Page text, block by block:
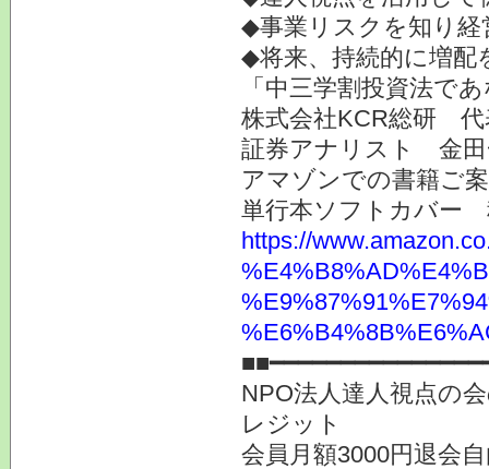
◆事業リスクを知り経
◆将来、持続的に増
「中三学割投資法で
株式会社KCR総研 代
証券アナリスト 金
アマゾンでの書籍ご
単行本ソフトカバー
https://
NPO法人達人視点の
レジット
会員月額3000円退会